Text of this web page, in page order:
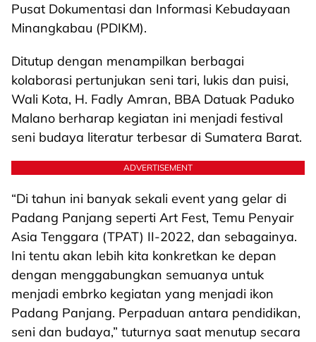
Pusat Dokumentasi dan Informasi Kebudayaan
Minangkabau (PDIKM).
Ditutup dengan menampilkan berbagai
kolaborasi pertunjukan seni tari, lukis dan puisi,
Wali Kota, H. Fadly Amran, BBA Datuak Paduko
Malano berharap kegiatan ini menjadi festival
seni budaya literatur terbesar di Sumatera Barat.
ADVERTISEMENT
“Di tahun ini banyak sekali event yang gelar di
Padang Panjang seperti Art Fest, Temu Penyair
Asia Tenggara (TPAT) II-2022, dan sebagainya.
Ini tentu akan lebih kita konkretkan ke depan
dengan menggabungkan semuanya untuk
menjadi embrko kegiatan yang menjadi ikon
Padang Panjang. Perpaduan antara pendidikan,
seni dan budaya,” tuturnya saat menutup secara